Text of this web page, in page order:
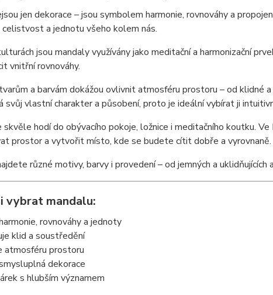
jen dekorace – jsou symbolem harmonie, rovnováhy a
celistvost a jednotu všeho kolem nás.
jsou mandaly využívány jako meditační a harmonizační
vnitřní rovnováhy.
a barvám dokážou ovlivnit atmosféru prostoru – od klidné
svůj vlastní charakter a působení, proto je ideální vybírat ji
skvěle hodí do obývacího pokoje, ložnice i meditačního koutku.
prostor a vytvořit místo, kde se budete cítit dobře a vyrovnaně.
různé motivy, barvy i provedení – od jemných a uklidňujících
vybrat mandalu:
rovnováhy a jednoty
klid a soustředění
atmosféru prostoru
dekorace
s hlubším významem